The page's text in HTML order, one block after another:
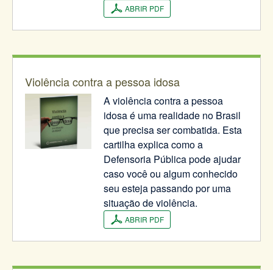
ABRIR PDF
Violência contra a pessoa idosa
A violência contra a pessoa
idosa é uma realidade no Brasil
que precisa ser combatida. Esta
cartilha explica como a
Defensoria Pública pode ajudar
caso você ou algum conhecido
seu esteja passando por uma
situação de violência.
ABRIR PDF